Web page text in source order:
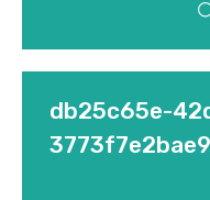
db25c65e-
3773f7e2bae9